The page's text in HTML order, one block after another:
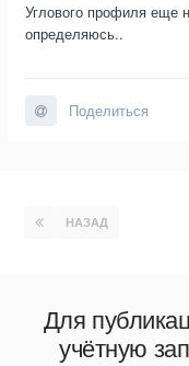
Углового профиля еще
определяюсь..
Поделиться
НАЗАД
Для
учётную